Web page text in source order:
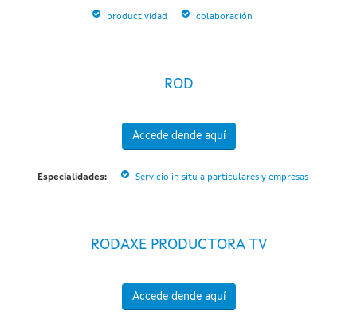
productividad colaboración
ROD
Accede dende aquí
Especialidades: Servicio in situ a particulares y empresas
RODAXE PRODUCTORA TV
Accede dende aquí